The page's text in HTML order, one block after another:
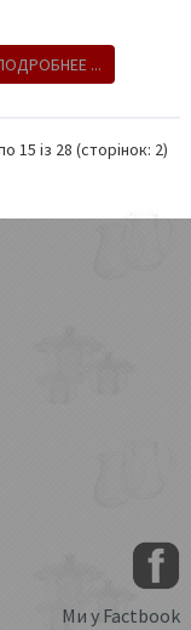
...
15 iз 28 (сторінок: 2)
Ми у Factbook